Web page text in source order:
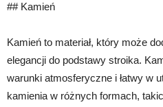
## Kamień
Kamień to materiał, który może
elegancji do podstawy stroika.
warunki atmosferyczne i łatwy w
kamienia w różnych formach,